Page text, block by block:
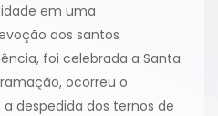
em uma
aos santos
foi celebrada a Santa
ocorreu o
despedida dos ternos de